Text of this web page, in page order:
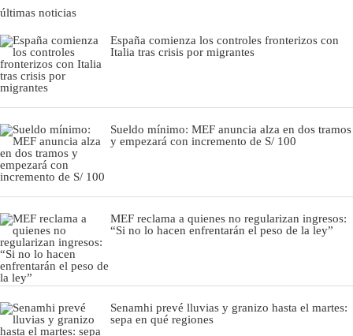
últimas noticias
España comienza los controles fronterizos con
Italia tras crisis por migrantes
Sueldo mínimo: MEF anuncia alza en dos tramos
y empezará con incremento de S/ 100
MEF reclama a quienes no regularizan ingresos:
“Si no lo hacen enfrentarán el peso de la ley”
Senamhi prevé lluvias y granizo hasta el martes:
sepa en qué regiones